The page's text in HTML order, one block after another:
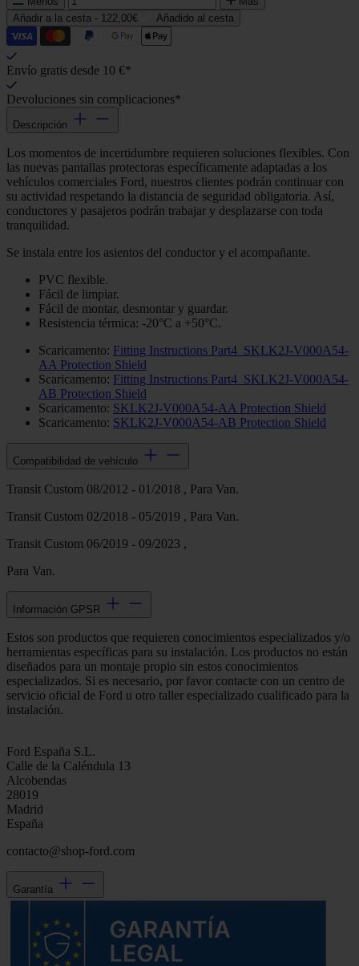
Añadir a la cesta - 122,00€ Añadido al cesta
Envío gratis desde 10 €*
Devoluciones sin complicaciones*
Descripción
Los momentos de incertidumbre requieren soluciones flexibles. Con
las nuevas pantallas protectoras específicamente adaptadas a los
vehículos comerciales Ford, nuestros clientes podrán continuar con
su actividad respetando la distancia de seguridad obligatoria. Así,
conductores y pasajeros podrán trabajar y desplazarse con toda
tranquilidad.
Se instala entre los asientos del conductor y el acompañante.
PVC flexible.
Fácil de limpiar.
Fácil de montar, desmontar y guardar.
Resistencia térmica: -20°C a +50°C.
Scaricamento: Fitting Instructions Part4_SKLK2J-V000A54-
AA Protection Shield
Scaricamento: Fitting Instructions Part4_SKLK2J-V000A54-
AB Protection Shield
Scaricamento: SKLK2J-V000A54-AA Protection Shield
Scaricamento: SKLK2J-V000A54-AB Protection Shield
Compatibilidad de vehículo
Transit Custom 08/2012 - 01/2018 , Para Van.
Transit Custom 02/2018 - 05/2019 , Para Van.
Transit Custom 06/2019 - 09/2023 ,
Para Van.
Información GPSR
Estos son productos que requieren conocimientos especializados y/o
herramientas específicas para su instalación. Los productos no están
diseñados para un montaje propio sin estos conocimientos
especializados. Si es necesario, por favor contacte con un centro de
servicio oficial de Ford u otro taller especializado cualificado para la
instalación.
Ford España S.L.
Calle de la Caléndula 13
Alcobendas
28019
Madrid
España
contacto@shop-ford.com
Garantía